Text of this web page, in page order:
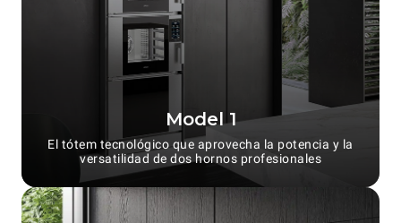
Model 1
El tótem tecnológico que aprovecha la potencia y la
versatilidad de dos hornos profesionales